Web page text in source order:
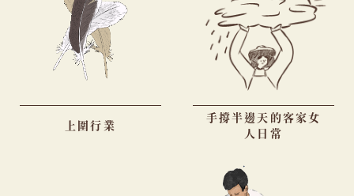
上圍行業
手撐半邊天的客家女
人日常